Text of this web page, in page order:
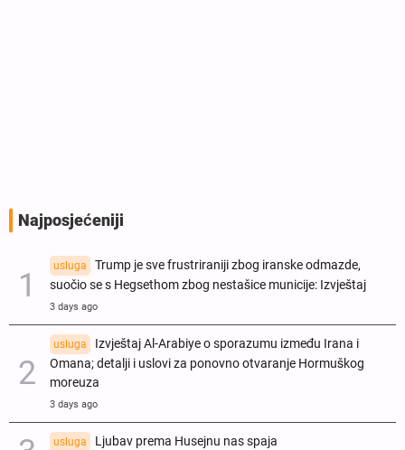
Najposjećeniji
usluga
Trump je sve frustriraniji zbog iranske odmazde,
suočio se s Hegsethom zbog nestašice municije: Izvještaj
3 days ago
usluga
Izvještaj Al-Arabiye o sporazumu između Irana i
Omana; detalji i uslovi za ponovno otvaranje Hormuškog
moreuza
3 days ago
usluga Ljubav prema Husejnu nas spaja